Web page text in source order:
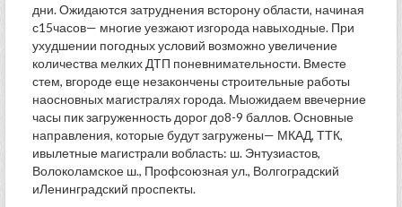
дни. Ожидаются затруднения всторону области, начиная
с15часов— многие уезжают изгорода навыходные. При
ухудшении погодных условий возможно увеличение
количества мелких ДТП поневнимательности. Вместе
стем, вгороде еще незакончены строительные работы
наосновных магистралях города. Мыожидаем ввечерние
часы пик загруженность дорог до8-9 баллов. Основные
направления, которые будут загружены— МКАД, ТТК,
ивылетные магистрали вобласть: ш. Энтузиастов,
Волоколамское ш., Профсоюзная ул., Волгоградский
иЛенинградский проспекты.